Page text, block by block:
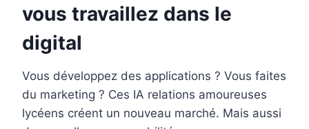
vous travaillez dans le
digital
Vous développez des applications ? Vous faites
du marketing ? Ces IA relations amoureuses
lycéens créent un nouveau marché. Mais aussi